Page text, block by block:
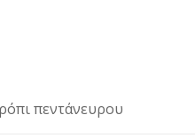
πεντάνευρου